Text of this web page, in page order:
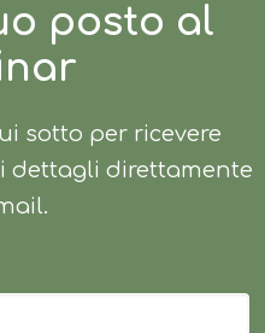
posto al
sotto per ricevere
dettagli direttamente